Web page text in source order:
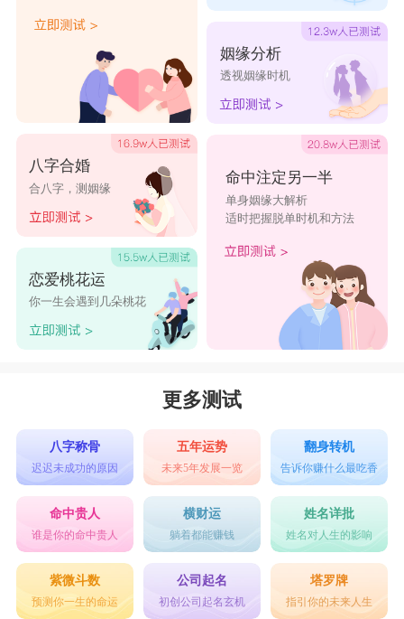
八字合婚
合八字，测姻缘
恋爱桃花运
你一生会遇到几朵桃花
姻缘分析
透视姻缘时机
命中注定另一半
单身姻缘大解析
适时把握脱单时机和方法
更多测试
八字称骨
迟迟未成功的原因
五年运势
未来5年发展一览
翻身转机
告诉你赚什么最吃香
命中贵人
谁是你的命中贵人
横财运
躺着都能赚钱
姓名详批
姓名对人生的影响
紫微斗数
预测你一生的命运
公司起名
初创公司起名玄机
塔罗牌
指引你的未来人生